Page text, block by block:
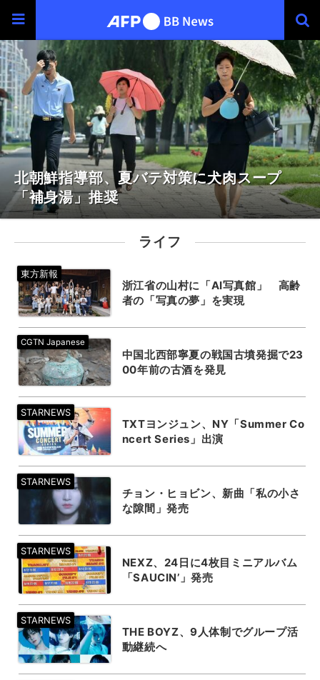
北朝鮮指導部、夏バテ対策に犬肉スープ
「補身湯」推奨
ライフ
浙江省の山村に「AI写真館」 高齢
者の「写真の夢」を実現
中国北西部寧夏の戦国古墳発掘で23
00年前の古酒を発見
TXTヨンジュン、NY「Summer Co
ncert Series」出演
チョン・ヒョビン、新曲「私の小さ
な隙間」発売
NEXZ、24日に4枚目ミニアルバム
「SAUCIN’」発売
THE BOYZ、9人体制でグループ活
動継続へ